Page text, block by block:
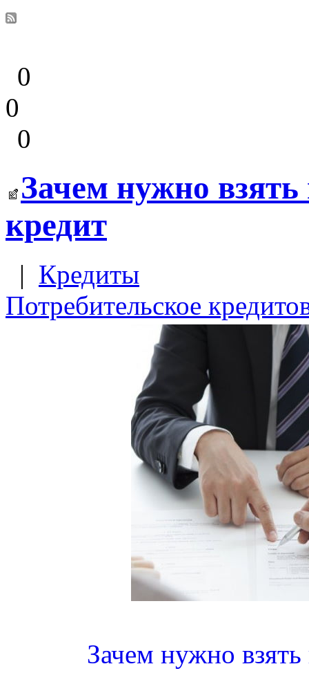
0
0
0
Зачем нужно
кредит
| Кредиты
Потребительское
Зачем нужно